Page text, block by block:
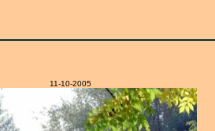
11-10-2005